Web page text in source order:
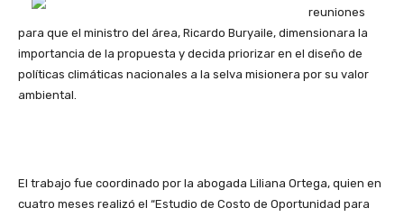
reuniones
para que el ministro del área, Ricardo Buryaile, dimensionara la
importancia de la propuesta y decida priorizar en el diseño de
políticas climáticas nacionales a la selva misionera por su valor
ambiental.
El trabajo fue coordinado por la abogada Liliana Ortega, quien en
cuatro meses realizó el “Estudio de Costo de Oportunidad para